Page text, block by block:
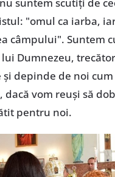
"omul ca iarba,
câmpului". Suntem
Dumnezeu,
și depinde de noi
dacă vom reuși să
pentru noi.